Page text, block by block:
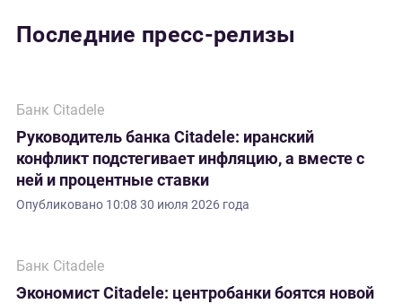
Последние пресс-релизы
Банк Citadele
Руководитель банка Citadele: иранский
конфликт подстегивает инфляцию, а вместе с
ней и процентные ставки
Опубликовано 10:08 30 июля 2026 года
Банк Citadele
Экономист Citadele: центробанки боятся новой